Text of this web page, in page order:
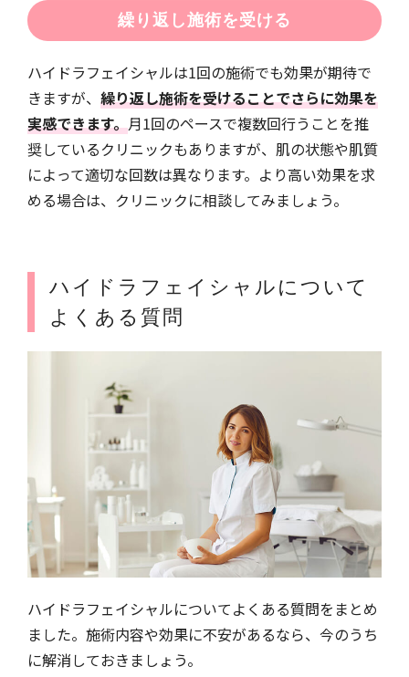
繰り返し施術を受ける
ハイドラフェイシャルは1回の施術でも効果が期待で
きますが、 繰り返し施術を受けることでさらに効果を
実感できます。月1回のペースで複数回行うことを推
奨しているクリニックもありますが、肌の状態や肌質
によって適切な回数は異なります。より高い効果を求
める場合は、クリニックに相談してみましょう。
ハイドラフェイシャルについて
よくある質問
ハイドラフェイシャルについてよくある質問をまとめ
ました。施術内容や効果に不安があるなら、今のうち
に解消しておきましょう。